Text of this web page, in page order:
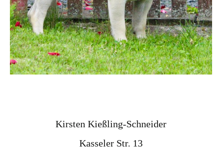
Kirsten Kießling-Schneider
Kasseler Str. 13